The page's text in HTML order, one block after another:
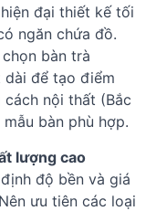
đại thiết kế tối
ngăn chứa đồ.
bàn trà
dài để tạo điểm
nội thất (Bắc
bàn phù hợp.
lượng cao
độ bền và giá
ưu tiên các loại